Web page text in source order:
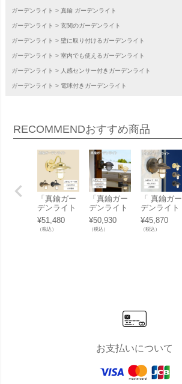
ガーデンライト 真鍮 ガーデンライト
ガーデンライト 玄関のガーデンライト
ガーデンライト 壁に取り付けるガーデンライト
ガーデンライト 室内でも使えるガーデンライト
ガーデンライト 人感センサー付きガーデンライト
ガーデンライト 電球付きガーデンライト
RECOMMENDおすすめ商品
「真鍮ガー
デンライト
LED電球 B
R5060 FR L
E SL くも
¥51,480
（税込）
「真鍮ガー
デンライト
BR5000SH
ORT FR LE
SL くもり
¥50,930
（税込）
「 真鍮ガー
デンライト
BR1760 LE
D くもりガ
ラス 人感セ
¥45,870
（税込）
お支払いについて